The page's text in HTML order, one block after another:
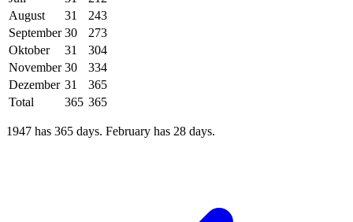
August
31
243
September 30
273
Oktober
31
304
November 30
334
Dezember 31
365
Total
365 365
1947 has 365 days. February has 28 days.